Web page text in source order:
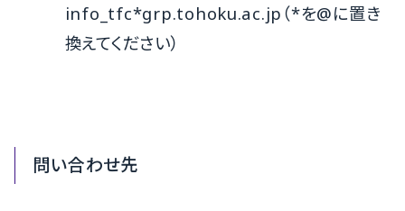
info_tfc*grp.tohoku.ac.jp（*を@に置き
換えてください）
問い合わせ先